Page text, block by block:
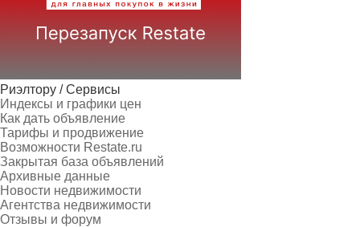
Риэлтору / Сервисы
Индексы и графики цен
Как дать объявление
Тарифы и продвижение
Возможности Restate.ru
Закрытая база объявлений
Архивные данные
Новости недвижимости
Агентства недвижимости
Отзывы и форум